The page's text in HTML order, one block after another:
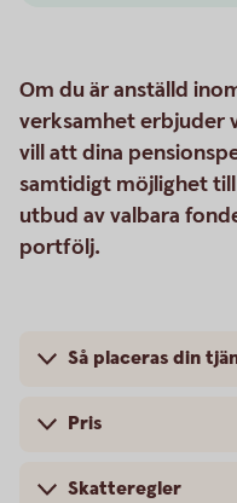
Om du är anställd
verksamhet erbjuder
vill att dina
samtidigt möjlighet
utbud av valbara
portfölj.
Så placeras din
Pris
Skatteregler